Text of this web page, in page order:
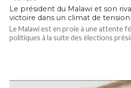
Le président du Malawi et son
victoire dans un climat de
Le Malawi est en proie à une attente
politiques à la suite des élections